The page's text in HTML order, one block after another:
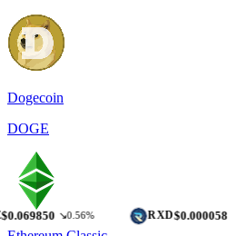
Dogecoin
DOGE
↘0.56% $0.000058 ↗0.61%